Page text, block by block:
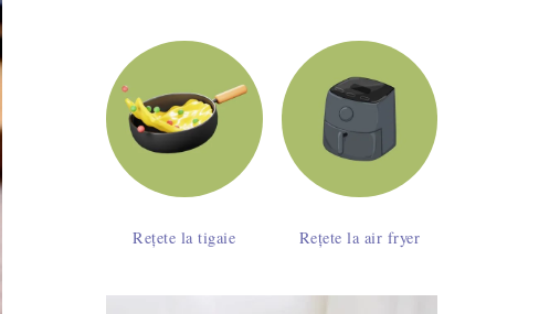
Rețete la tigaie Rețete la air fryer